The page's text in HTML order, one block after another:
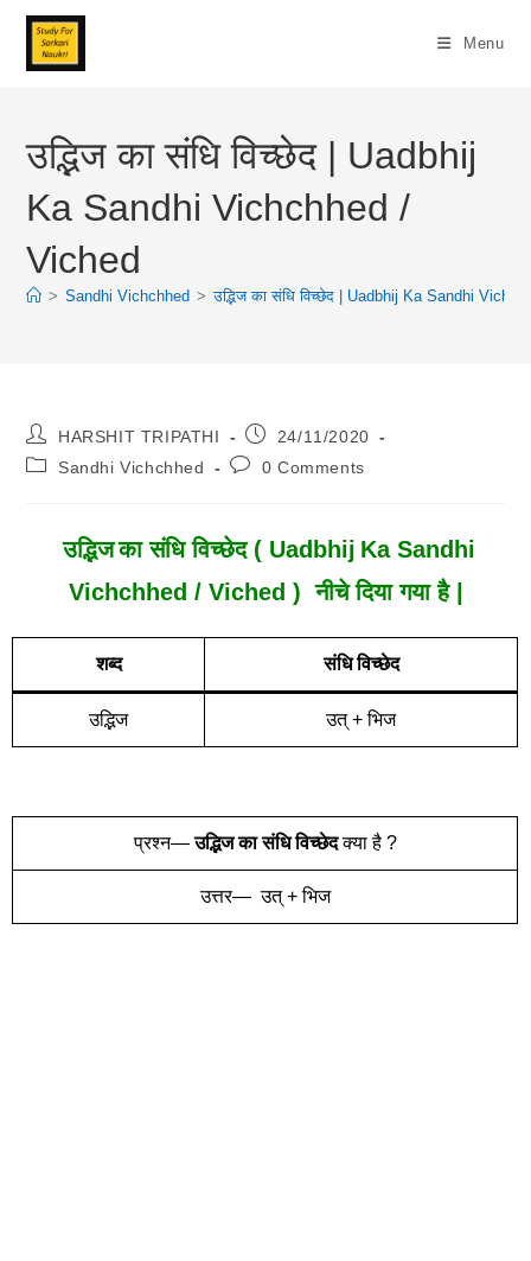
Skip
Content
Menu
उद्भिज का संधि विच्छेद | Uadbhij
Ka Sandhi Vichchhed /
Viched
> Sandhi Vichchhed > उद्भिज का संधि विच्छेद | Uadbhij Ka Sandhi
Post
Author:
HARSHIT TRIPATHI
Post
Published:
24/11/2020
PostSandhi Vichchhed
Post0 Comments
उद्भिजका संधि विच्छेद ( Uadbhij Ka Sandhi
VichChhEd / Viched ) नीचे दिया गया है |
शब्द संधि विच्छेद
उद्भिज उत् + भिज
प्रश्न—उद्भिज का संधि विच्छेदक्या है ?
उत्तर— उत् + भिज